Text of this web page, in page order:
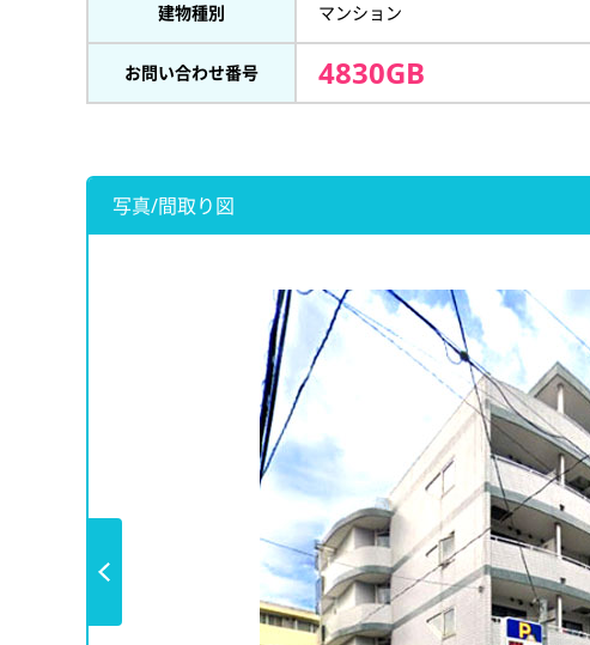
建物種別 マンション
お問い合わせ番号 4830GB
写真/間取り図